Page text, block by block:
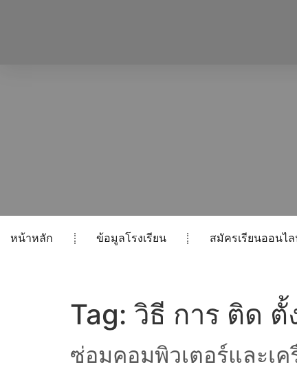
หน้าหลัก ข้อมูลโรงเรียน สมัครเรียนออนไ
Tag: วิธี การ ติด ตั้
ซ่อมคอมพิวเตอร์และเค